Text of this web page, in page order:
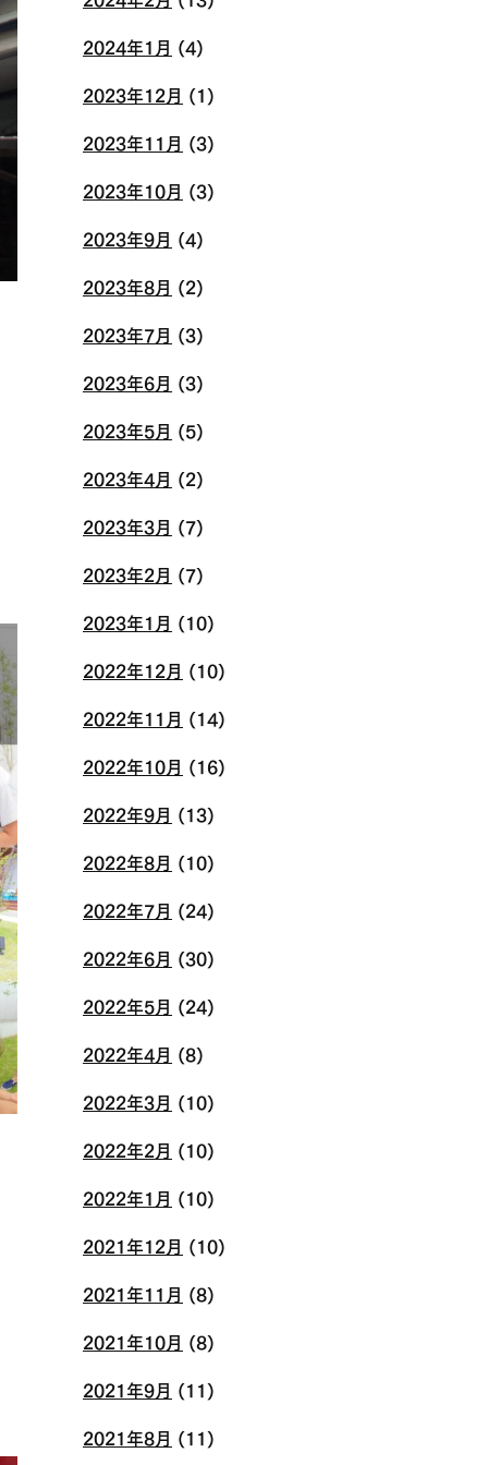
2024年1月 (4)
2023年12月 (1)
2023年11月 (3)
2023年10月 (3)
2023年9月 (4)
2023年8月 (2)
2023年7月 (3)
2023年6月 (3)
2023年5月 (5)
2023年4月 (2)
2023年3月 (7)
2023年2月 (7)
2023年1月 (10)
2022年12月 (10)
2022年11月 (14)
2022年10月 (16)
2022年9月 (13)
2022年8月 (10)
2022年7月 (24)
2022年6月 (30)
2022年5月 (24)
2022年4月 (8)
2022年3月 (10)
2022年2月 (10)
2022年1月 (10)
2021年12月 (10)
2021年11月 (8)
2021年10月 (8)
2021年9月 (11)
2021年8月 (11)